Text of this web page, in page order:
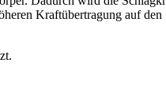
Kraftübertragung auf den